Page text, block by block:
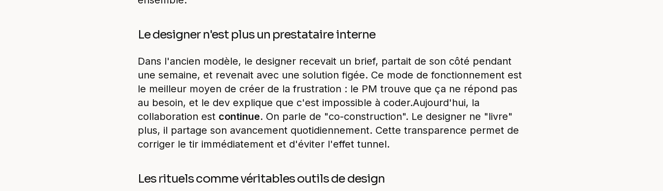
Le designer n'est plus un prestataire interne
Dans l'ancien modèle, le designer recevait un brief, partait de son côté pendant
une semaine, et revenait avec une solution figée. Ce mode de fonctionnement est
le meilleur moyen de créer de la frustration : le PM trouve que ça ne répond pas
au besoin, et le dev explique que c'est impossible à coder.Aujourd'hui, la
collaboration est continue. On parle de "co-construction". Le designer ne "livre"
plus, il partage son avancement quotidiennement. Cette transparence permet de
corriger le tir immédiatement et d'éviter l'effet tunnel.
Les rituels comme véritables outils de design